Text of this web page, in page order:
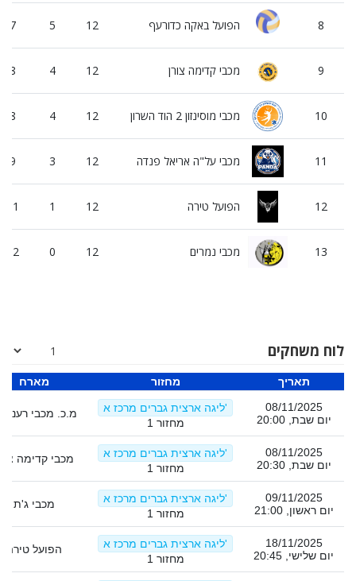
7 5 12 הפועל באקה כדורעף 8
8 4 12 מכבי קדימה צורן 9
8 4 12 מכבי מוסינזון 2 הוד השרון 10
9 3 12 מכבי על"ה אריאל פנדה 11
11 1 12 הפועל טירה 12
12 0 12 מכבי נמרים 13
לוח משחקים
מארח מחזור תאריך
מ.כ. מכבי רעננה
ליגה ארצית גברים מרכז א'
מחזור 1
08/11/2025
יום שבת, 20:00
מכבי קדימה
ליגה ארצית גברים מרכז א'
מחזור 1
08/11/2025
יום שבת, 20:30
מכבי ג'ת
ליגה ארצית גברים מרכז א'
מחזור 1
09/11/2025
יום ראשון, 21:00
הפועל טירה
ליגה ארצית גברים מרכז א'
מחזור 1
18/11/2025
יום שלישי, 20:45